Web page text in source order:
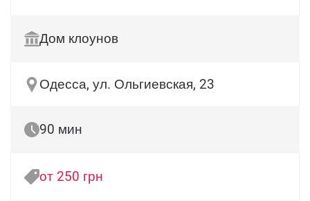
Дом клоунов
Одесса, ул. Ольгиевская, 23
90 мин
от 250 грн